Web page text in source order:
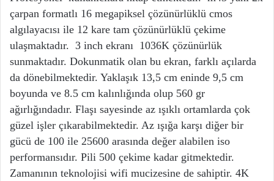
çarpan formatlı 16 megapiksel çözünürlüklü cmos
algılayacısı ile 12 kare tam çözünürlüklü çekime
ulaşmaktadır. 3 inch ekranı 1036K çözünürlük
sunmaktadır. Dokunmatik olan bu ekran, farklı açılarda
da dönebilmektedir. Yaklaşık 13,5 cm eninde 9,5 cm
boyunda ve 8.5 cm kalınlığında olup 560 gr
ağırlığındadır. Flaşı sayesinde az ışıklı ortamlarda çok
güzel işler çıkarabilmektedir. Az ışığa karşı diğer bir
gücü de 100 ile 25600 arasında değer alabilen iso
performansıdır. Pili 500 çekime kadar gitmektedir.
Zamanının teknolojisi wifi mucizesine de sahiptir. 4K